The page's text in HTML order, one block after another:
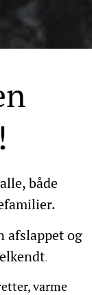
både
afslappet og
.
varme